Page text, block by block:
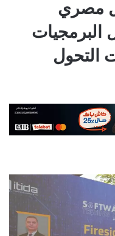
مصري
البرمجيات
التحول